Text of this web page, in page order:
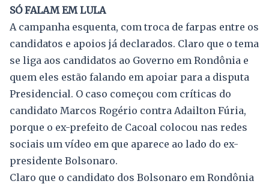
SÓ FALAM EM LULA
A campanha esquenta, com troca de farpas entre os
candidatos e apoios já declarados. Claro que o tema
se liga aos candidatos ao Governo em Rondônia e
quem eles estão falando em apoiar para a disputa
Presidencial. O caso começou com críticas do
candidato Marcos Rogério contra Adailton Fúria,
porque o ex-prefeito de Cacoal colocou nas redes
sociais um vídeo em que aparece ao lado do ex-
presidente Bolsonaro.
Claro que o candidato dos Bolsonaro em Rondônia